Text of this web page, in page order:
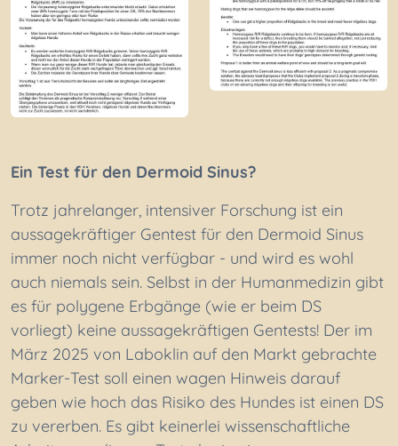
Ein Test für den Dermoid Sinus?
Trotz jahrelanger, intensiver Forschung ist ein
aussagekräftiger Gentest für den Dermoid Sinus
immer noch nicht verfügbar - und wird es wohl
auch niemals sein. Selbst in der Humanmedizin gibt
es für polygene Erbgänge (wie er beim DS
vorliegt) keine aussagekräftigen Gentests! Der im
März 2025 von Laboklin auf den Markt gebrachte
Marker-Test soll einen wagen Hinweis darauf
geben wie hoch das Risiko des Hundes ist einen DS
zu vererben. Es gibt keinerlei wissenschaftliche